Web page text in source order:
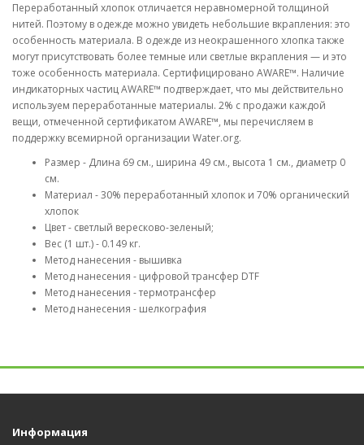
Переработанный хлопок отличается неравномерной толщиной
нитей. Поэтому в одежде можно увидеть небольшие вкрапления: это
особенность материала. В одежде из неокрашенного хлопка также
могут присутствовать более темные или светлые вкрапления — и это
тоже особенность материала. Сертифицировано AWARE™. Наличие
индикаторных частиц AWARE™ подтверждает, что мы действительно
используем переработанные материалы. 2% с продажи каждой
вещи, отмеченной сертификатом AWARE™, мы перечисляем в
поддержку всемирной организации Water.org.
Размер - Длина 69 см., ширина 49 см., высота 1 см., диаметр 0
см.
Материал - 30% переработанный хлопок и 70% органический
хлопок
Цвет - светлый вересково-зеленый;
Вес (1 шт.) - 0.149 кг.
Метод нанесения - вышивка
Метод нанесения - цифровой трансфер DTF
Метод нанесения - термотрансфер
Метод нанесения - шелкография
Информация